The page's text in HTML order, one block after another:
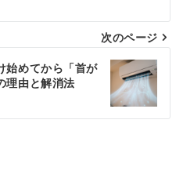
次のページ
始めてから「首が
理由と解消法